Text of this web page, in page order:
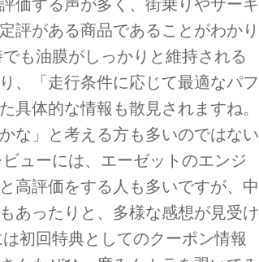
評がある商品であることがわかり
も油膜がしっかりと維持される
、「走行条件に応じて最適なパフ
具体的な情報も散見されますね。
な」と考える方も多いのではない
ューには、エーゼットのエンジ
高評価をする人も多いですが、中
あったりと、多様な感想が見受け
初回特典としてのクーポン情報